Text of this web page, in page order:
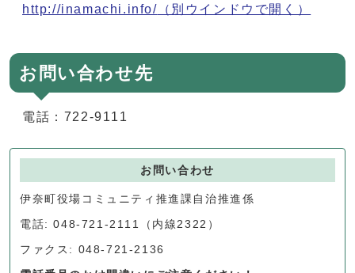
http://inamachi.info/ （別ウインドウで開く）
お問い合わせ先
電話：722-9111
お問い合わせ
伊奈町役場コミュニティ推進課自治推進係
電話: 048-721-2111（内線2322）
ファクス: 048-721-2136